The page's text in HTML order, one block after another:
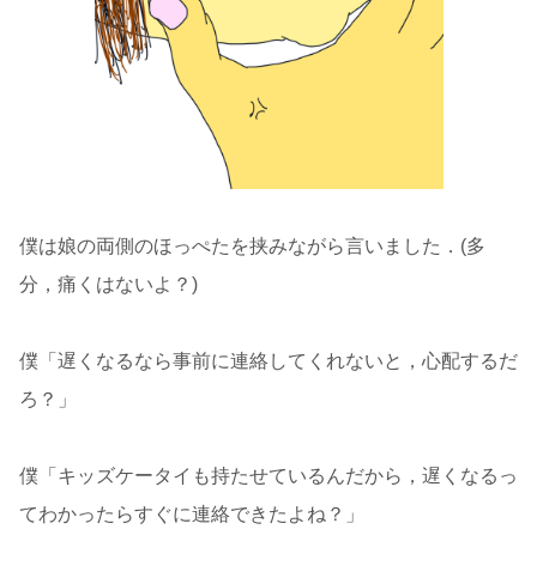
僕は娘の両側のほっぺたを挟みながら言いました．(多
分，痛くはないよ？)
僕「遅くなるなら事前に連絡してくれないと，心配するだ
ろ？」
僕「キッズケータイも持たせているんだから，遅くなるっ
てわかったらすぐに連絡できたよね？」